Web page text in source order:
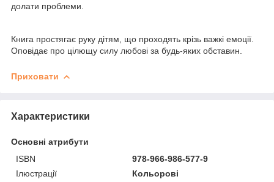
долати проблеми.
Книга простягає руку дітям, що проходять крізь важкі емоції.
Оповідає про цілющу силу любові за будь-яких обставин.
Приховати
Характеристики
Основні атрибути
ISBN
978-966-986-577-9
Ілюстрації
Кольорові